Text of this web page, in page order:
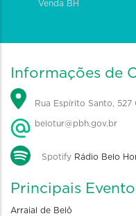
Venda BH
Informações de
Rua Espírito Santo, 527
belotur@pbh.gov.br
Spotify Rádio Belo
Principais
Arraial de Belô